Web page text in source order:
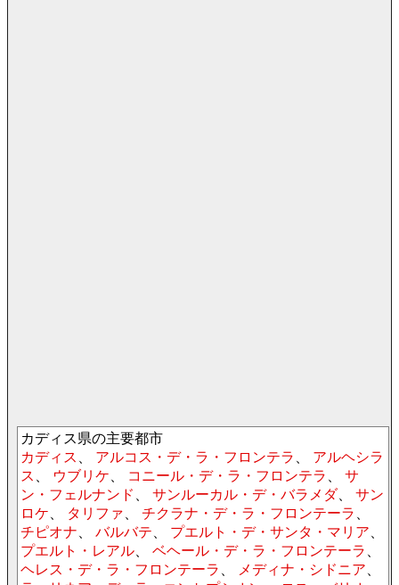
カディス県の主要都市
カディス 、 アルコス・デ・ラ・フロンテラ 、 アルヘシラ
ス 、 ウブリケ、 コニール・デ・ラ・フロンテラ 、 サ
ン・フェルナンド 、 サンルーカル・デ・バラメダ、 サン
ロケ、 タリファ、 チクラナ・デ・ラ・フロンテーラ 、
チピオナ、 バルバテ、 プエルト・デ・サンタ・マリア、
プエルト・レアル、 ベヘール・デ・ラ・フロンテーラ 、
ヘレス・デ・ラ・フロンテーラ 、 メディナ・シドニア、